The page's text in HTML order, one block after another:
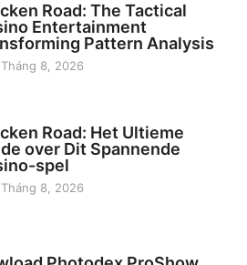
Road: The Tactical
Entertainment
Pattern Analysis
8, 2026
Road: Het Ultieme
over Dit Spannende
spel
8, 2026